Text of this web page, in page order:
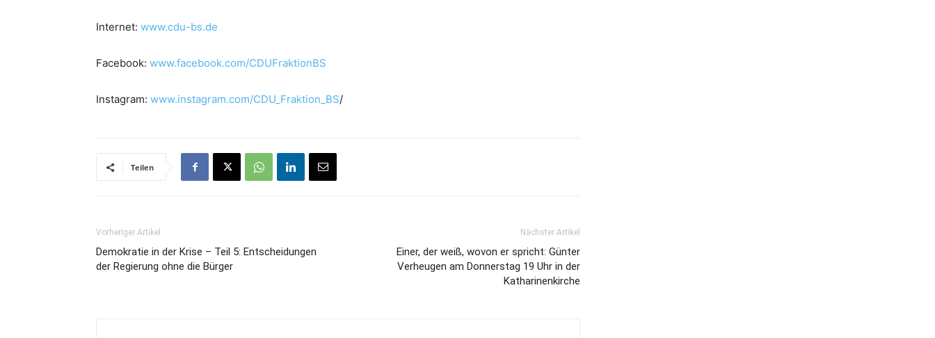
Internet: www.cdu-bs.de
Facebook: www.facebook.com/CDUFraktionBS
Instagram: www.instagram.com/CDU_Fraktion_BS/
Teilen
Vorheriger Artikel
Demokratie in der Krise – Teil 5: Entscheidungen
der Regierung ohne die Bürger
Nächster Artikel
Einer, der weiß, wovon er spricht: Günter
Verheugen am Donnerstag 19 Uhr in der
Katharinenkirche